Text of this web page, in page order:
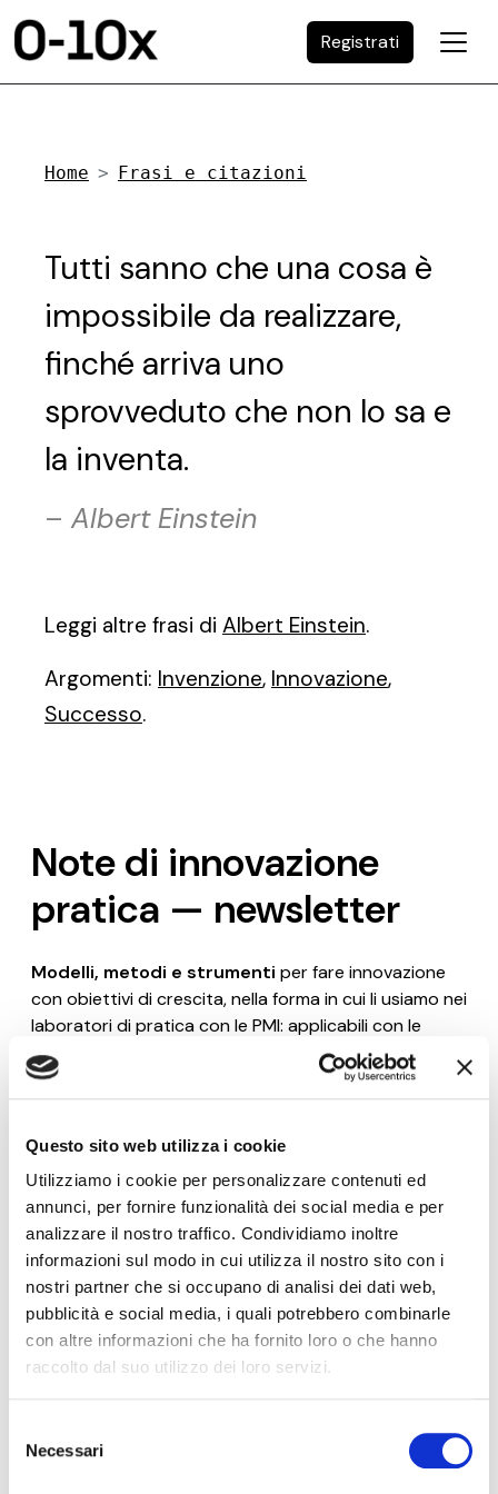
Questo sito web utilizza i cookie
Utilizziamo i cookie per personalizzare contenuti ed
annunci, per fornire funzionalità dei social media e per
analizzare il nostro traffico. Condividiamo inoltre
informazioni sul modo in cui utilizza il nostro sito con i
nostri partner che si occupano di analisi dei dati web,
pubblicità e social media, i quali potrebbero combinarle
con altre informazioni che ha fornito loro o che hanno
raccolto dal suo utilizzo dei loro servizi.
delNecessari
Registrati
Home Frasi e citazioni
Tutti sanno che una cosa è
impossibile da realizzare,
finché arriva uno
sprovveduto che non lo sa e
la inventa.
– Albert Einstein
Leggi altre frasi di Albert Einstein.
Argomenti: Invenzione, Innovazione,
Successo.
Note di innovazione
pratica — newsletter
Modelli, metodi e strumenti per fare innovazione
con obiettivi di crescita, nella forma in cui li usiamo nei
laboratori di pratica con le PMI: applicabili con le
risorse che un'azienda ha già. Ogni martedì.
Nome*
e-Mail*
Ai sensi e per gli effetti degli artt. 6, 7, 12, 13 del
Regolamento UE 2016/679 – GDPR. Esprimo il
consenso al trattamento dati per finalità B), attività
di marketing diretto dell'informativa per il
trattamento dei dati personali.